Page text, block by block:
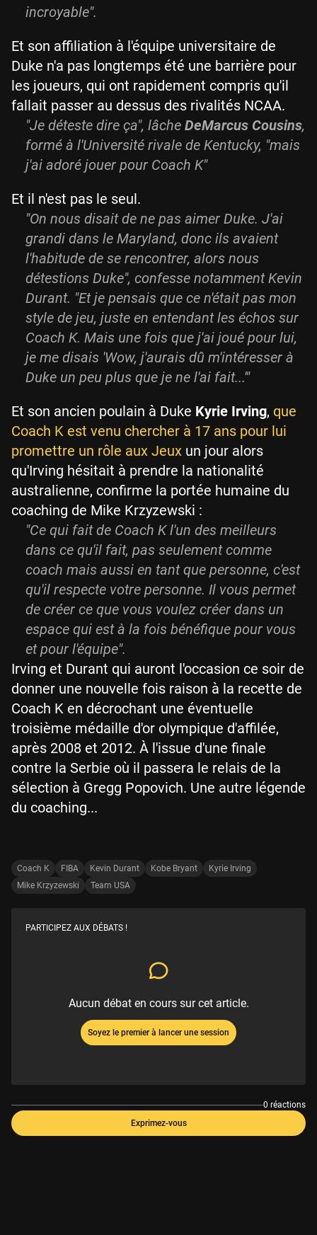
incroyable".
Et son affiliation à l'équipe universitaire de
Duke n'a pas longtemps été une barrière pour
les joueurs, qui ont rapidement compris qu'il
fallait passer au dessus des rivalités NCAA.
"Je déteste dire ça", lâche DeMarcus Cousins,
formé à l'Université rivale de Kentucky, "mais
j'ai adoré jouer pour Coach K"
Et il n'est pas le seul.
"On nous disait de ne pas aimer Duke. J'ai
grandi dans le Maryland, donc ils avaient
l'habitude de se rencontrer, alors nous
détestions Duke", confesse notamment Kevin
Durant. "Et je pensais que ce n'était pas mon
style de jeu, juste en entendant les échos sur
Coach K. Mais une fois que j'ai joué pour lui,
je me disais 'Wow, j'aurais dû m'intéresser à
Duke un peu plus que je ne l'ai fait...'"
Et son ancien poulain à Duke Kyrie Irving, que
Coach K est venu chercher à 17 ans pour lui
promettre un rôle aux Jeux un jour alors
qu'Irving hésitait à prendre la nationalité
australienne, confirme la portée humaine du
coaching de Mike Krzyzewski :
"Ce qui fait de Coach K l'un des meilleurs
dans ce qu'il fait, pas seulement comme
coach mais aussi en tant que personne, c'est
qu'il respecte votre personne. Il vous permet
de créer ce que vous voulez créer dans un
espace qui est à la fois bénéfique pour vous
et pour l'équipe".
Irving et Durant qui auront l'occasion ce soir de
donner une nouvelle fois raison à la recette de
Coach K en décrochant une éventuelle
troisième médaille d'or olympique d'affilée,
après 2008 et 2012. À l'issue d'une finale
contre la Serbie où il passera le relais de la
sélection à Gregg Popovich. Une autre légende
du coaching...
Coach K FIBA Kevin Durant Kobe Bryant
Kyrie Irving
Mike Krzyzewski
Team USA
PARTICIPEZ AUX DÉBATS !
Aucun débat en cours sur cet article.
Soyez le premier à lancer une session
0 réactions
Exprimez-vous